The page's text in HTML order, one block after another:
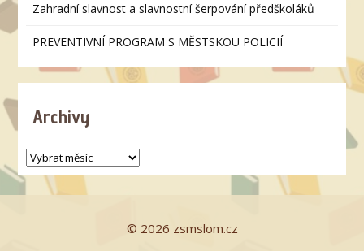
Zahradní slavnost a slavnostní šerpování předškoláků
PREVENTIVNÍ PROGRAM S MĚSTSKOU POLICIÍ
Archivy
© 2026 zsmslom.cz